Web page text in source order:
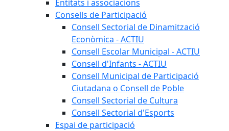
Entitats i associacions
Consells de Participació
Consell Sectorial de Dinamització
Econòmica - ACTIU
Consell Escolar Municipal - ACTIU
Consell d'Infants - ACTIU
Consell Municipal de Participació
Ciutadana o Consell de Poble
Consell Sectorial de Cultura
Consell Sectorial d'Esports
Espai de participació